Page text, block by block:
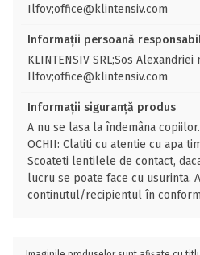
Ilfov;office@klintensiv.com
Informații persoană
KLINTENSIV SRL;Sos
Ilfov;office@klintensiv.com
Informații siguranță produs
A nu se lasa la îndemâna copiilor.
OCHII: Clatiti cu atentie cu apa
Scoateti lentilele de contact,
lucru se poate face cu usurinta.
continutul/recipientul în